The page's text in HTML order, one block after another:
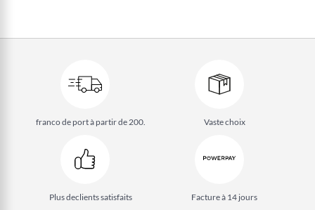
franco de port à partir de 200. Vaste choix
Plus declients satisfaits Facture à 14 jours